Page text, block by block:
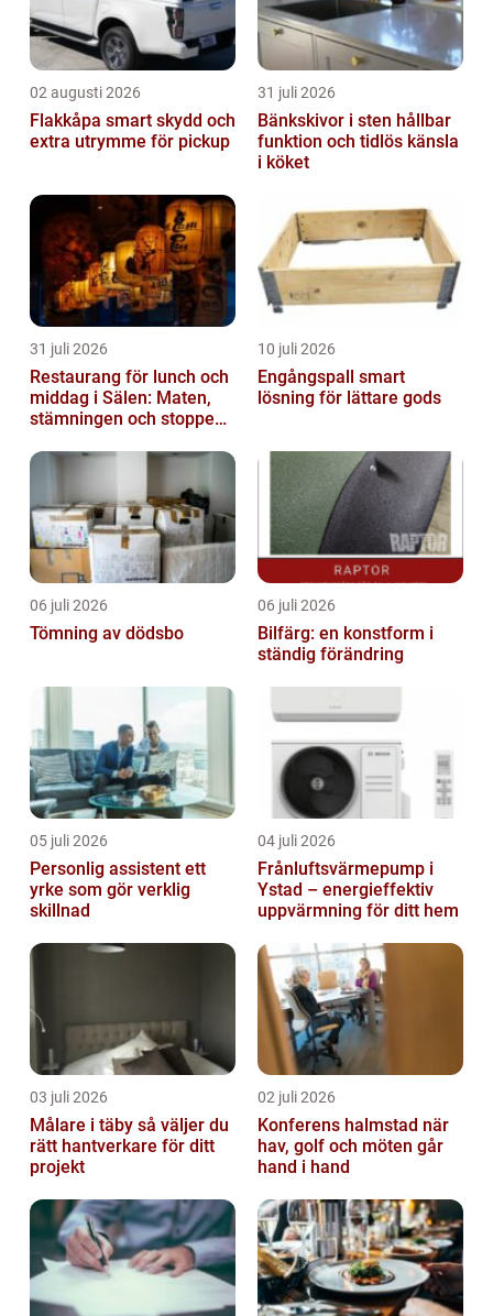
02 augusti 2026
Flakkåpa smart skydd och
extra utrymme för pickup
31 juli 2026
Bänkskivor i sten hållbar
funktion och tidlös känsla
i köket
31 juli 2026
Restaurang för lunch och
middag i Sälen: Maten,
stämningen och stoppen
10 juli 2026
Engångspall smart
lösning för lättare gods
06 juli 2026
Tömning av dödsbo
06 juli 2026
Bilfärg: en konstform i
ständig förändring
05 juli 2026
Personlig assistent ett
yrke som gör verklig
skillnad
04 juli 2026
Frånluftsvärmepump i
Ystad – energieffektiv
uppvärmning för ditt hem
03 juli 2026
Målare i täby så väljer du
rätt hantverkare för ditt
projekt
02 juli 2026
Konferens halmstad när
hav, golf och möten går
hand i hand